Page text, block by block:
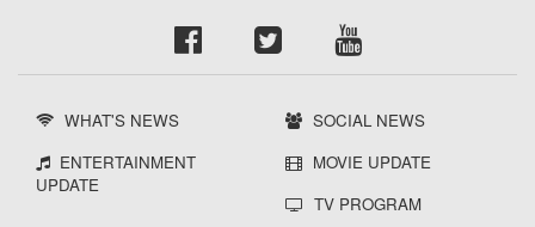
WHAT'S NEWS
SOCIAL NEWS
ENTERTAINMENT
UPDATE
MOVIE UPDATE
TV PROGRAM